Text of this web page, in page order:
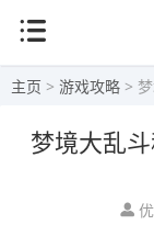
主页 > 游戏攻略 >
梦境大乱